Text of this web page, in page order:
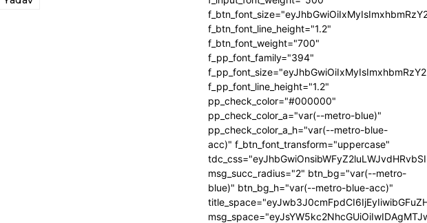
f_btn_font_line_height="1.2"
f_btn_font_weight="700"
f_pp_font_family="394"
f_pp_font_line_height="1.2"
pp_check_color="#000000"
pp_check_color_a="var(--metro-blue)"
pp_check_color_a_h="var(--metro-blue-
acc)" f_btn_font_transform="uppercase"
msg_succ_radius="2" btn_bg="var(--metro-
blue)" btn_bg_h="var(--metro-blue-acc)"